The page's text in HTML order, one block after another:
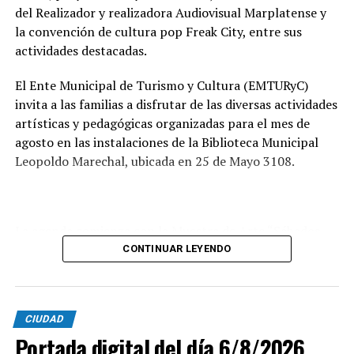
recorrido administrativo con la intervención de la
Comisión de Estudio de Ofertas y Adjudicación, que
tendrá a su cargo la evaluación de las propuestas
obra.
del Realizador y realizadora Audiovisual Marplatense y
la convención de cultura pop Freak City, entre sus
actividades destacadas.
El Ente Municipal de Turismo y Cultura (EMTURyC)
invita a las familias a disfrutar de las diversas actividades
artísticas y pedagógicas organizadas para el mes de
agosto en las instalaciones de la Biblioteca Municipal
Leopoldo Marechal, ubicada en 25 de Mayo 3108.
Culturales”, a cargo del grupo Cul Mardel, que se podrá
coordinado por Sandra López Maidana, los miércoles de
10 a 12 en la Biblioteca de Autores Marplatenses,
CONTINUAR LEYENDO
CIUDAD